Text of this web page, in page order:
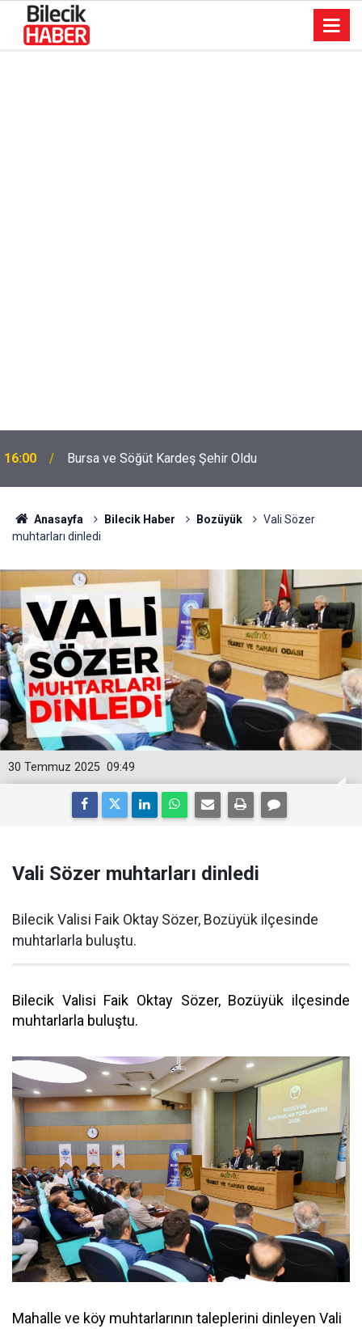
16:00 Bursa ve Söğüt Kardeş Şehir Oldu
Anasayfa Bilecik Haber Bozüyük
Vali Sözer
muhtarları dinledi
09:49
30 Temmuz 2025
Vali Sözer muhtarları dinledi
Bilecik Valisi Faik Oktay Sözer, Bozüyük ilçesinde
muhtarlarla buluştu.
Bilecik Valisi Faik Oktay Sözer, Bozüyük ilçesinde
muhtarlarla buluştu.
Mahalle ve köy muhtarlarının taleplerini dinleyen Vali